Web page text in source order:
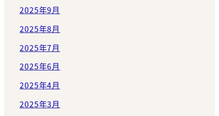
2025年9月
2025年8月
2025年7月
2025年6月
2025年4月
2025年3月